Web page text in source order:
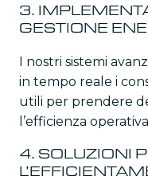
3.
GESTIONE
I nostri sistemi
in tempo reale i
utili per prendere
l’efficienza
4. SOLUZIONI